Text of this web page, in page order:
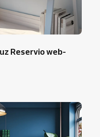
Reservio web-